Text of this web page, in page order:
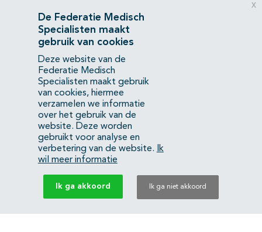
Privacyverklaring
Contact
Mercatorlaan 1200
3528 BL Utrecht
(088) 505 34 34
info@richtlijnendatabase.nl
YouTubeLinkedIn
KvK Federatie Medisch Specialisten:40483480
Privacyverklaring
De Federatie Medisch
Specialisten maakt
gebruik van cookies
Deze website van de
Federatie Medisch
Specialisten maakt gebruik
van cookies, hiermee
verzamelen we informatie
over het gebruik van de
website. Deze worden
gebruikt voor analyse en
verbetering van de website.
Ik
wil meer informatie
Ik ga akkoord Ik ga niet akkoord
x